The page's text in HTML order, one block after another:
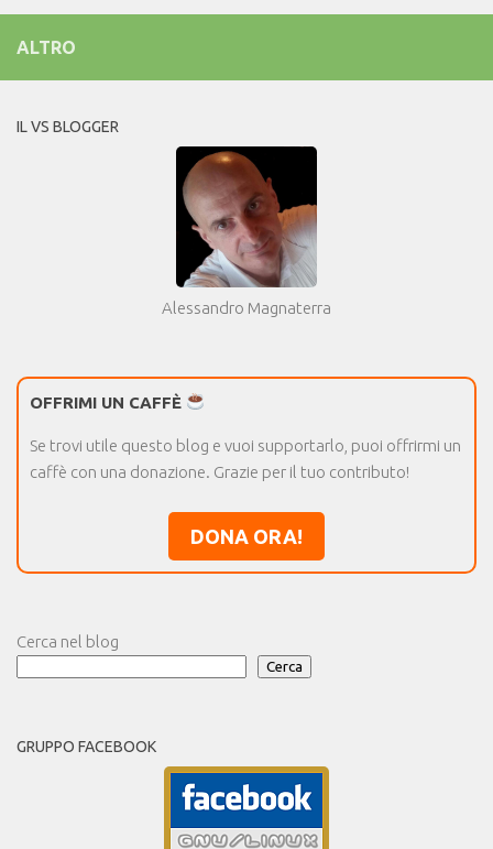
ALTRO
IL VS BLOGGER
Alessandro Magnaterra
OFFRIMI UN CAFFÈ
Se trovi utile questo blog e vuoi supportarlo, puoi offrirmi un
caffè con una donazione. Grazie per il tuo contributo!
DONA ORA!
Cerca nel blog
Cerca
GRUPPO FACEBOOK